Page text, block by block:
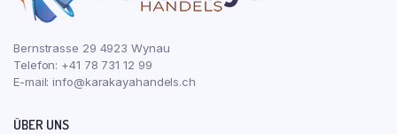
Bernstrasse 29 4923 Wynau
Telefon: +41 78 731 12 99
E-mail:info@karakayahandels.ch
ÜBER UNS